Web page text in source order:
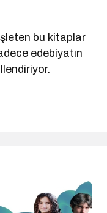
bu kitaplar
edebiyatın